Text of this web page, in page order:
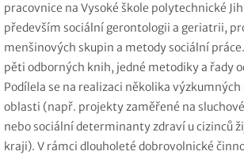
pracovnice na Vysoké škole polytechnické
především sociální gerontologii a geriatrii,
menšinových skupin a metody sociální
pěti odborných knih, jedné metodiky a řady
Podílela se na realizaci několika
oblasti (např. projekty zaměřené na
nebo sociální determinanty zdraví u cizinců
kraji). V rámci dlouholeté dobrovolnické